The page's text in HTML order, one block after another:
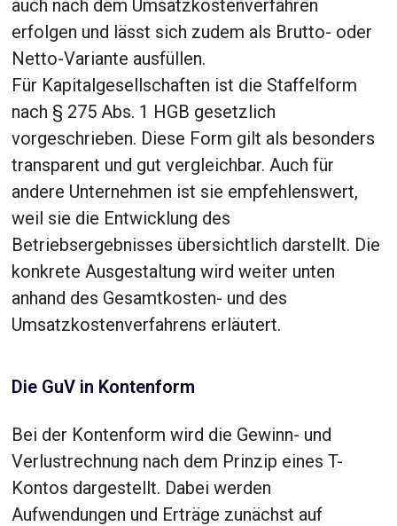
auch nach dem Umsatzkostenverfahren
erfolgen und lässt sich zudem als Brutto- oder
Netto-Variante ausfüllen.
Für Kapitalgesellschaften ist die Staffelform
nach § 275 Abs. 1 HGB gesetzlich
vorgeschrieben. Diese Form gilt als besonders
transparent und gut vergleichbar. Auch für
andere Unternehmen ist sie empfehlenswert,
weil sie die Entwicklung des
Betriebsergebnisses übersichtlich darstellt. Die
konkrete Ausgestaltung wird weiter unten
anhand des Gesamtkosten- und des
Umsatzkostenverfahrens erläutert.
Die GuV in Kontenform
Bei der Kontenform wird die Gewinn- und
Verlustrechnung nach dem Prinzip eines T-
Kontos dargestellt. Dabei werden
Aufwendungen und Erträge zunächst auf